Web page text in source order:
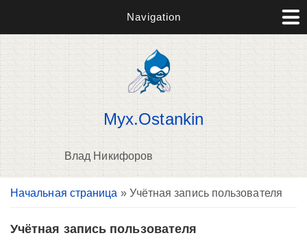
Navigation
Myx.Ostankin
Влад Никифоров
Вы здесь
Начальная страница » Учётная запись пользователя
Учётная запись пользователя